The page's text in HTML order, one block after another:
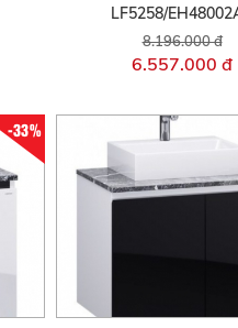
LF5258/
8.196.000 đ
6.557.000 đ
-33%